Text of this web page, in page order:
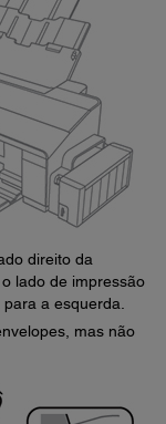
direito da
lado de impressão
a esquerda.
mas não